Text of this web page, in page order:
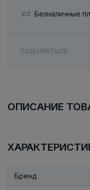
Безналичные
ПОДЕЛИТЬСЯ:
ОПИСАНИЕ
Бренд